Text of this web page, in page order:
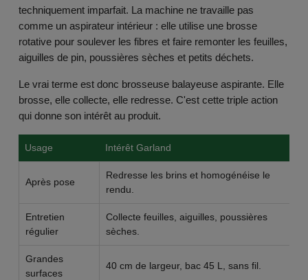
techniquement imparfait. La machine ne travaille pas
comme un aspirateur intérieur : elle utilise une brosse
rotative pour soulever les fibres et faire remonter les feuilles,
aiguilles de pin, poussières sèches et petits déchets.
Le vrai terme est donc brosseuse balayeuse aspirante. Elle
brosse, elle collecte, elle redresse. C'est cette triple action
qui donne son intérêt au produit.
Usage Intérêt Garland
Après pose
Redresse les brins et homogénéise le
rendu.
Entretien
régulier
Collecte feuilles, aiguilles, poussières
sèches.
Grandes
surfaces
40 cm de largeur, bac 45 L, sans fil.